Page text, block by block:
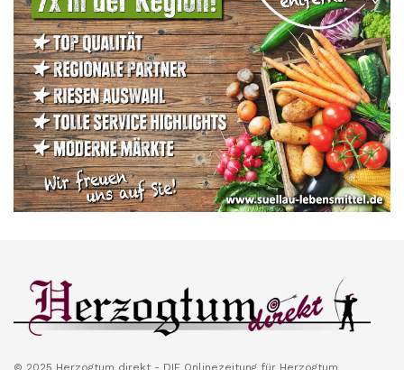
© 2025 Herzogtum direkt - DIE Onlinezeitung für Herzogtum